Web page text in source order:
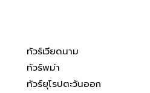
ทัวร์เวียดนาม
ทัวร์พม่า
ทัวร์ยุโรปตะวันออก